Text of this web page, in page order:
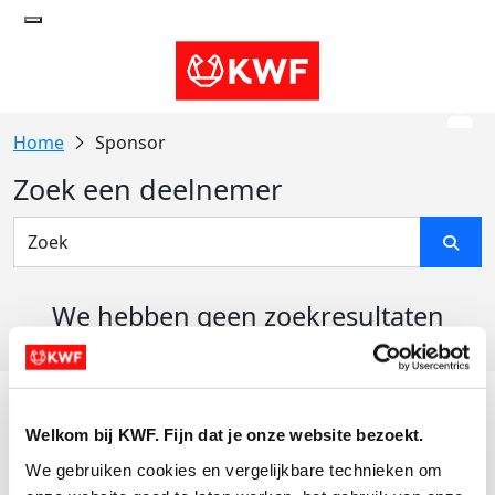
Welkom bij KWF. Fijn dat je onze website bezoekt.
We gebruiken cookies en vergelijkbare technieken om
Sponsor
Zoek een deelnemer
We hebben geen zoekresultaten
Actiematerialen
Evenementen